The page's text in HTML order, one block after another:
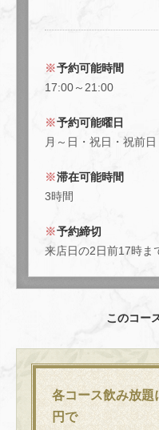
予約可能時間
17:00～21:00
予約可能曜日
月～日・祝日・祝前日
滞在可能時間
3時間
予約締切
来店日の2日前17時ま
このコー
各コース飲み放
円で